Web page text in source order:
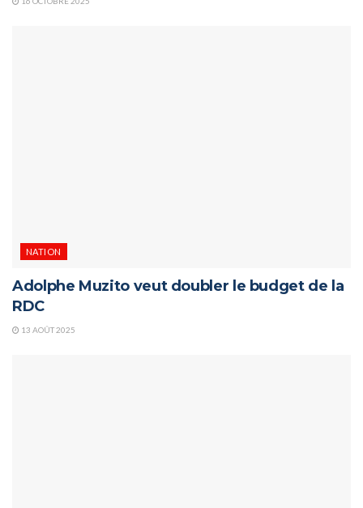
NATION
Adolphe Muzito veut doubler le budget de la
RDC
13 AOÛT 2025